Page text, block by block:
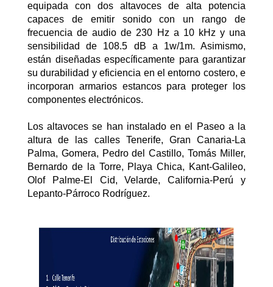
equipada con dos altavoces de alta potencia
capaces de emitir sonido con un rango de
frecuencia de audio de 230 Hz a 10 kHz y una
sensibilidad de 108.5 dB a 1w/1m. Asimismo,
están diseñadas específicamente para garantizar
su durabilidad y eficiencia en el entorno costero, e
incorporan armarios estancos para proteger los
componentes electrónicos.
Los altavoces se han instalado en el Paseo a la
altura de las calles Tenerife, Gran Canaria-La
Palma, Gomera, Pedro del Castillo, Tomás Miller,
Bernardo de la Torre, Playa Chica, Kant-Galileo,
Olof Palme-El Cid, Velarde, California-Perú y
Lepanto-Párroco Rodríguez.